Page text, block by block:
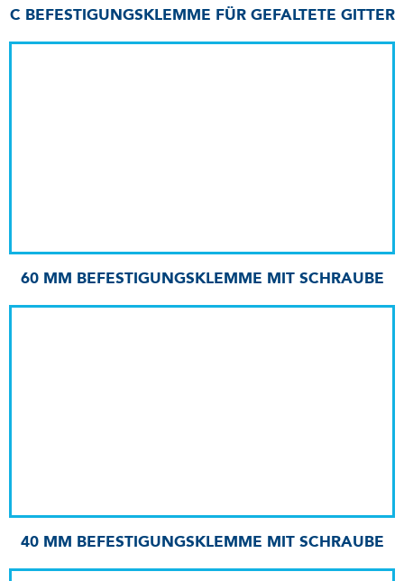
C BEFESTIGUNGSKLEMME FÜR GEFALTETE GITTER
60 MM BEFESTIGUNGSKLEMME MIT SCHRAUBE
40 MM BEFESTIGUNGSKLEMME MIT SCHRAUBE